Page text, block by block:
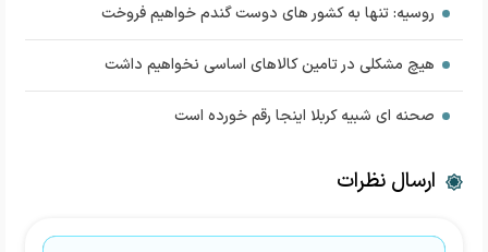
روسیه: تنها به کشور های دوست گندم خواهیم فروخت
هیچ مشکلی در تامین کالاهای اساسی نخواهیم داشت
صحنه ای شبیه کربلا اینجا رقم خورده است
ارسال نظرات